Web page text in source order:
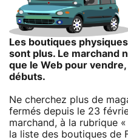
Les boutiques
sont plus. Le marchand
que le Web pour
débuts.
Ne cherchez plus de
fermés depuis le 23
marchand, à la rubrique
la liste des boutiques de